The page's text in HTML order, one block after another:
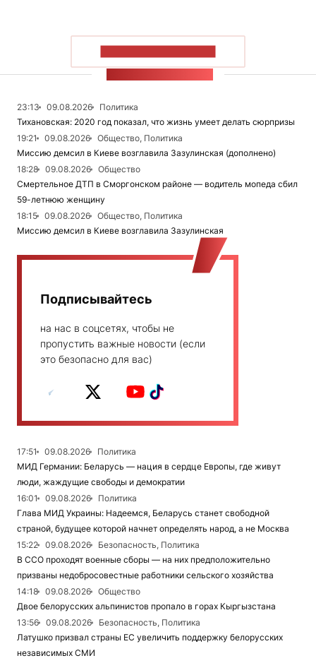
23:13 09.08.2026
Политика
Тихановская: 2020 год показал, что жизнь умеет делать сюрпризы
19:21
09.08.2026
Общество, Политика
Миссию демсил в Киеве возглавила Зазулинская (дополнено)
18:28
09.08.2026
Общество
Смертельное ДТП в Сморгонском районе — водитель мопеда сбил
59-летнюю женщину
18:15
09.08.2026
Общество, Политика
Миссию демсил в Киеве возглавила Зазулинская
Подписывайтесь
на нас в соцсетях, чтобы не
пропустить важные новости (если
это безопасно для вас)
17:51 09.08.2026
Политика
МИД Германии: Беларусь — нация в сердце Европы, где живут
люди, жаждущие свободы и демократии
16:01
09.08.2026
Политика
Глава МИД Украины: Надеемся, Беларусь станет свободной
страной, будущее которой начнет определять народ, а не Москва
15:22
09.08.2026
Безопасность, Политика
В ССО проходят военные сборы — на них предположительно
призваны недобросовестные работники сельского хозяйства
14:18
09.08.2026
Общество
Двое белорусских альпинистов пропало в горах Кыргызстана
13:56
09.08.2026
Безопасность, Политика
Латушко призвал страны ЕС увеличить поддержку белорусских
независимых СМИ